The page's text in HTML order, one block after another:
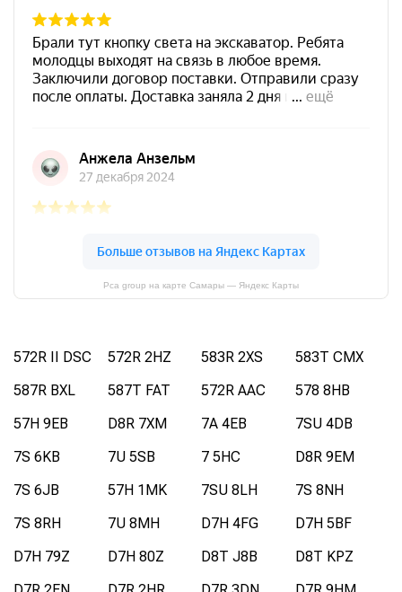
Pca group на карте Самары — Яндекс Карты
572R II DSC 572R 2HZ 583R 2XS
583T CMX
587R BXL
587T FAT 572R AAC
578 8HB
57H 9EB
D8R 7XM 7A 4EB
7SU 4DB
7S 6KB
7U 5SB 7 5HC
D8R 9EM
7S 6JB
57H 1MK 7SU 8LH
7S 8NH
7S 8RH
7U 8MH D7H 4FG
D7H 5BF
D7H 79Z
D7H 80Z D8T J8B
D8T KPZ